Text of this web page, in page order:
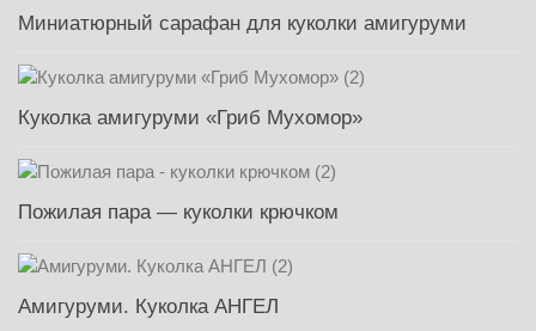
Миниатюрный сарафан для куколки амигуруми
Куколка амигуруми «Гриб Мухомор»
Пожилая пара — куколки крючком
Амигуруми. Куколка АНГЕЛ